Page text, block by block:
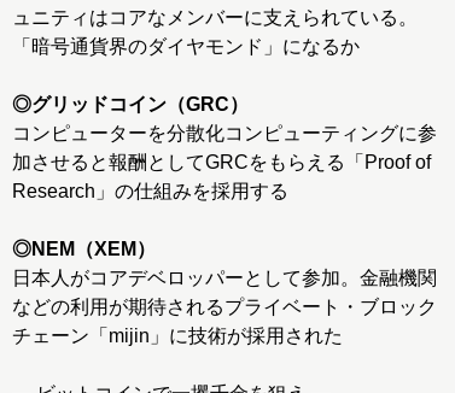
ュニティはコアなメンバーに支えられている。
「暗号通貨界のダイヤモンド」になるか
◎グリッドコイン（GRC）
コンピューターを分散化コンピューティングに参
加させると報酬としてGRCをもらえる「Proof of
Research」の仕組みを採用する
◎NEM（XEM）
日本人がコアデベロッパーとして参加。金融機関
などの利用が期待されるプライベート・ブロック
チェーン「mijin」に技術が採用された